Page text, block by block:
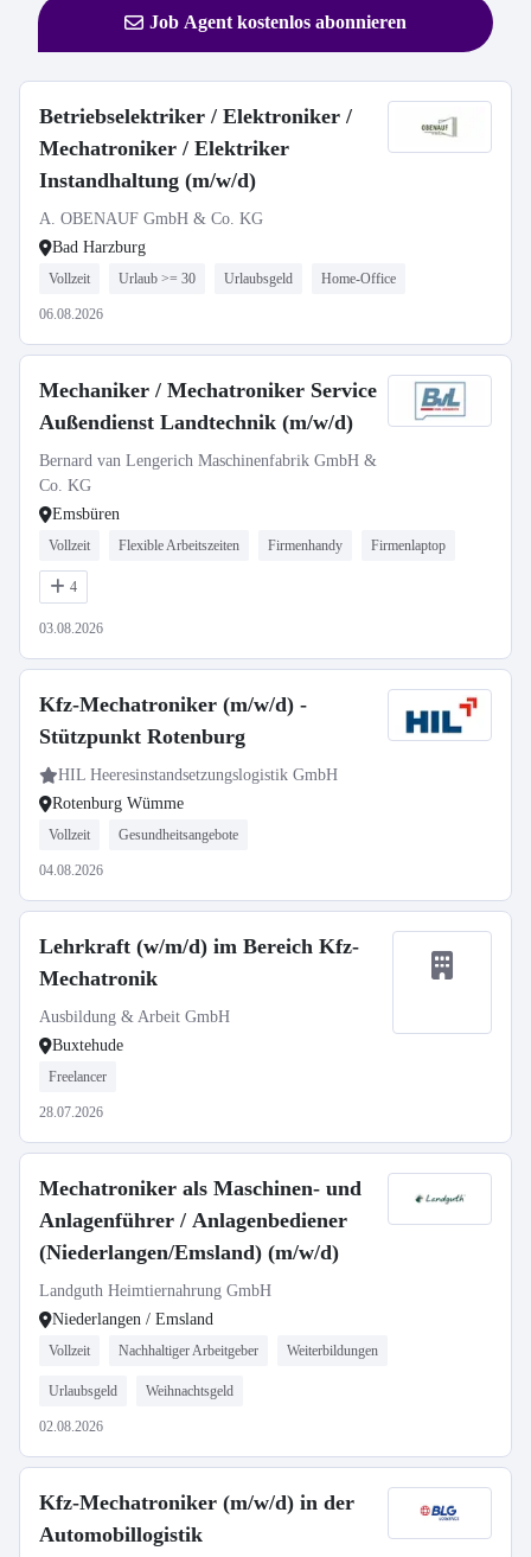
Job Agent kostenlos abonnieren
Betriebselektriker / Elektroniker /
Mechatroniker / Elektriker
Instandhaltung (m/w/d)
A. OBENAUF GmbH & Co. KG
Bad Harzburg
Vollzeit Urlaub >= 30 Urlaubsgeld Home-Office
06.08.2026
Mechaniker / Mechatroniker Service
Außendienst Landtechnik (m/w/d)
Bernard van Lengerich Maschinenfabrik GmbH &
Co. KG
Emsbüren
Vollzeit Flexible Arbeitszeiten Firmenhandy Firmenlaptop
4
03.08.2026
Kfz-Mechatroniker (m/w/d) -
Stützpunkt Rotenburg
HIL Heeresinstandsetzungslogistik GmbH
Rotenburg Wümme
Vollzeit Gesundheitsangebote
04.08.2026
Lehrkraft (w/m/d) im Bereich Kfz-
Mechatronik
Ausbildung & Arbeit GmbH
Buxtehude
Freelancer
28.07.2026
Mechatroniker als Maschinen- und
Anlagenführer / Anlagenbediener
(Niederlangen/Emsland) (m/w/d)
Landguth Heimtiernahrung GmbH
Niederlangen / Emsland
Vollzeit Nachhaltiger Arbeitgeber Weiterbildungen
Urlaubsgeld Weihnachtsgeld
02.08.2026
Kfz-Mechatroniker (m/w/d) in der
Automobillogistik